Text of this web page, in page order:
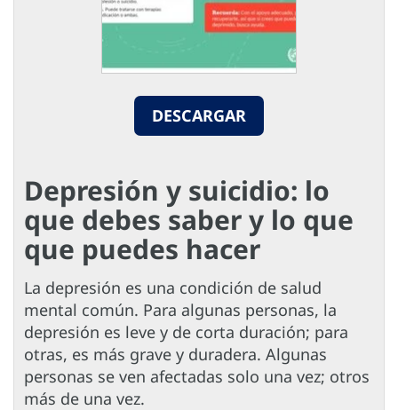
DESCARGAR
Depresión y suicidio: lo
que debes saber y lo que
que puedes hacer
La depresión es una condición de salud
mental común. Para algunas personas, la
depresión es leve y de corta duración; para
otras, es más grave y duradera. Algunas
personas se ven afectadas solo una vez; otros
más de una vez.